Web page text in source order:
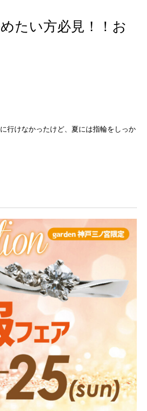
たい方必見！！お
行けなかったけど、夏には指輪をしっか